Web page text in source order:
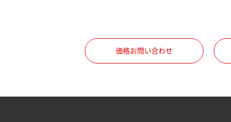
所属部署
価格お問い合わせ